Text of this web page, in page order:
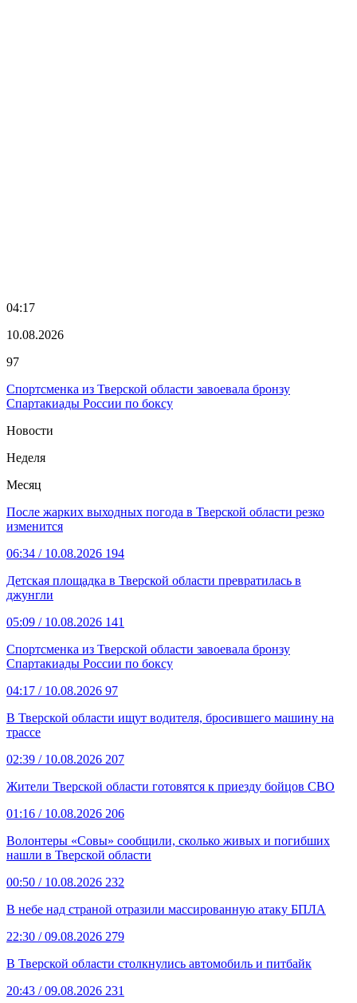
04:17
10.08.2026
97
Спортсменка из Тверской области завоевала бронзу
Спартакиады России по боксу
Новости
Неделя
Месяц
После жарких выходных погода в Тверской области резко
изменится
06:34 / 10.08.2026 194
Детская площадка в Тверской области превратилась в
джунгли
05:09 / 10.08.2026 141
Спортсменка из Тверской области завоевала бронзу
Спартакиады России по боксу
04:17 / 10.08.2026 97
В Тверской области ищут водителя, бросившего машину на
трассе
02:39 / 10.08.2026 207
Жители Тверской области готовятся к приезду бойцов СВО
01:16 / 10.08.2026 206
Волонтеры «Совы» сообщили, сколько живых и погибших
нашли в Тверской области
00:50 / 10.08.2026 232
В небе над страной отразили массированную атаку БПЛА
22:30 / 09.08.2026 279
В Тверской области столкнулись автомобиль и питбайк
20:43 / 09.08.2026 231